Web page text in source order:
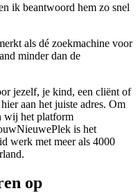
ik beantwoord hem zo snel
als dé zoekmachine voor
minder dan de
jezelf, je kind, een cliënt of
aan het juiste adres. Om
wij het platform
is het
werk met meer als 4000
op